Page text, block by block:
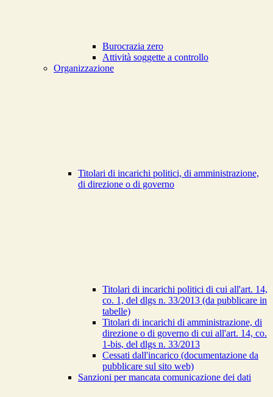
Burocrazia zero
Attività soggette a controllo
Organizzazione
Titolari di incarichi politici, di amministrazione,
di direzione o di governo
Titolari di incarichi politici di cui all'art. 14,
co. 1, del dlgs n. 33/2013 (da pubblicare in
tabelle)
Titolari di incarichi di amministrazione, di
direzione o di governo di cui all'art. 14, co.
1-bis, del dlgs n. 33/2013
Cessati dall'incarico (documentazione da
pubblicare sul sito web)
Sanzioni per mancata comunicazione dei dati